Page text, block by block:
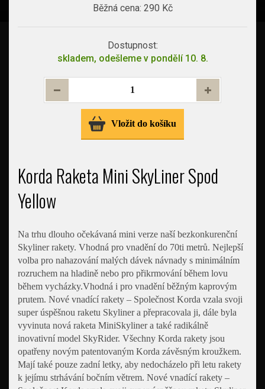
Běžná cena: 290 Kč
Dostupnost:
skladem, odešleme v pondělí 10. 8.
Vložit do košíku
Korda Raketa Mini SkyLiner Spod
Yellow
Na trhu dlouho očekávaná mini verze naší bezkonkurenční
Skyliner rakety. Vhodná pro vnadění do 70ti metrů. Nejlepší
volba pro nahazování malých dávek návnady s minimálním
rozruchem na hladině nebo pro přikrmování během lovu
během vycházky.Vhodná i pro vnadění běžným kaprovým
prutem. Nové vnadící rakety – Společnost Korda vzala svoji
super úspěšnou raketu Skyliner a přepracovala ji, dále byla
vyvinuta nová raketa MiniSkyliner a také radikálně
inovativní model SkyRider. Všechny Korda rakety jsou
opatřeny novým patentovaným Korda závěsným kroužkem.
Mají také pouze zadní letky, aby nedocházelo při letu rakety
k jejímu strhávání bočním větrem. Nové vnadící rakety –